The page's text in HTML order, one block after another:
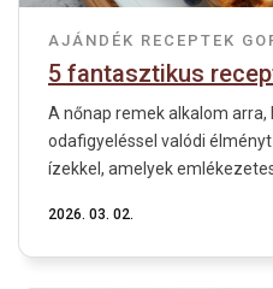
AJÁNDÉK RECEPTEK
5 fantasztikus
A nőnap remek alkalom arra,
odafigyeléssel valódi
ízekkel, amelyek
2026. 03. 02.